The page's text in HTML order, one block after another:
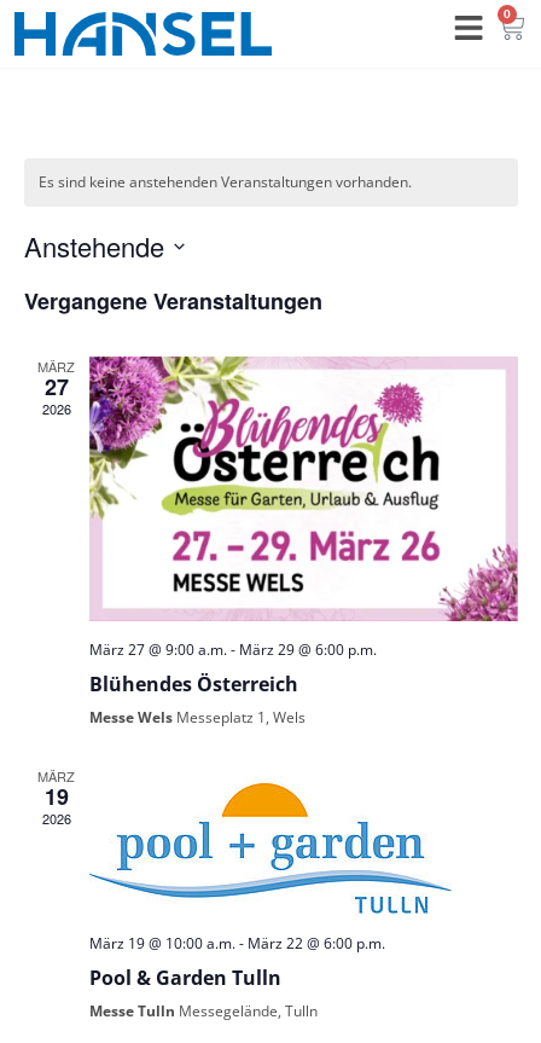
0
Es sind keine anstehenden Veranstaltungen vorhanden.
Anstehende
wählen.
Vergangene Veranstaltungen
MÄRZ
27
2026
März 27 @ 9:00 a.m.- März 29 @ 6:00 p.m.
Blühendes Österreich
Messe Wels Messeplatz 1, Wels
MÄRZ
19
2026
März 19 @ 10:00 a.m.- März 22 @ 6:00 p.m.
Pool & Garden Tulln
Messe Tulln Messegelände, Tulln